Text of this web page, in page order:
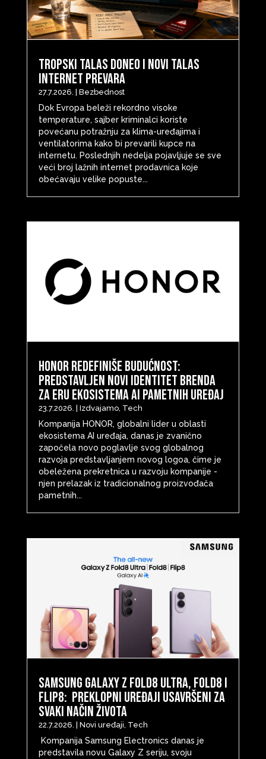
Tropski talas doneo i novi talas
internet prevara
27.7.2026. Bezbednost
Dok Evropa beleži rekordno visoke
temperature, sajber kriminalci koriste
povećanu potražnju za klima-uređajima i
ventilatorima kako bi prevarili kupce na
internetu. Poslednjih nedelja pojavljuje se sve
veći broj lažnih internet prodavnica koje
obećavaju velike popuste...
HONOR redefiniše budućnost:
predstavljen novi identitet brenda
za eru ekosistema AI pametnih uređaj
23.7.2026. Izdvajamo, Tech
Kompanija HONOR, globalni lider u oblasti
ekosistema AI uređaja, danas je zvanično
započela novo poglavlje svog globalnog
razvoja predstavljanjem novog logoa, čime je
obeležena prekretnica u razvoju kompanije -
njen prelazak iz tradicionalnog proizvođača
pametnih...
Samsung Galaxy Z Fold8 Ultra, Fold8 i
Flip8: Preklopni uređaji usavršeni za
svaki način života
22.7.2026. Novi uređaji, Tech
Kompanija Samsung Electronics danas je
predstavila novu Galaxy Z seriju, svoju